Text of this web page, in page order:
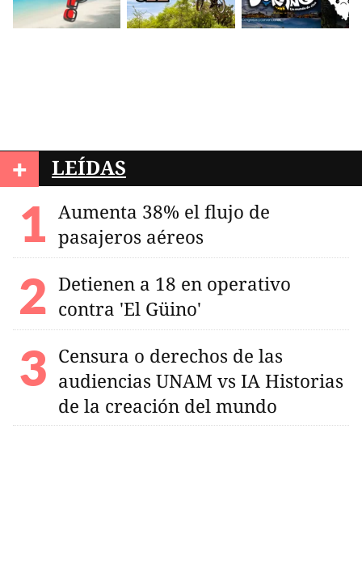
+ LEÍDAS
Aumenta 38% el flujo de
pasajeros aéreos
Detienen a 18 en operativo
contra 'El Güino'
Censura o derechos de las
audiencias UNAM vs IA Historias
de la creación del mundo